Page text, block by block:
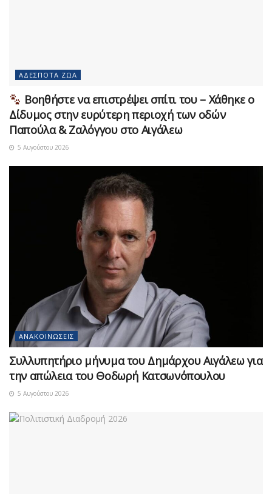
ΑΔΈΣΠΟΤΑ ΖΏΑ
Βοηθήστε να επιστρέψει σπίτι του – Χάθηκε ο
Δίδυμος στην ευρύτερη περιοχή των οδών
Παπούλα & Ζαλόγγου στο Αιγάλεω
5 Αυγούστου 2026
ΑΝΑΚΟΙΝΏΣΕΙΣ
Συλλυπητήριο μήνυμα του Δημάρχου Αιγάλεω για
την απώλεια του Θοδωρή Κατσωνόπουλου
5 Αυγούστου 2026